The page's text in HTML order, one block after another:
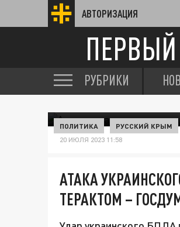
АВТОРИЗАЦИЯ
РУБРИКИ
ПОЛИТИКА РУССКИЙ КРЫМ
20 ИЮЛЯ 2023 11:58
АТАКА
ТЕРАКТОМ –